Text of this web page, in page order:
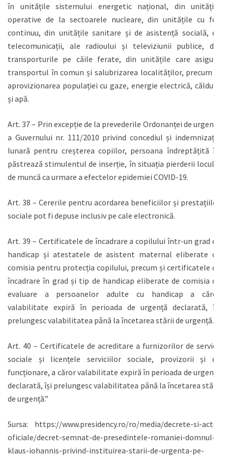
în unitățile sistemului energetic național, din unitățile
operative de la sectoarele nucleare, din unitățile cu foc
continuu, din unitățile sanitare și de asistență socială, de
telecomunicații, ale radioului și televiziunii publice, din
transporturile pe căile ferate, din unitățile care asigură
transportul în comun și salubrizarea localităților, precum și
aprovizionarea populației cu gaze, energie electrică, căldură
și apă.
Art. 37 – Prin excepție de la prevederile Ordonanței de urgență
a Guvernului nr. 111/2010 privind concediul și indemnizația
lunară pentru creșterea copiilor, persoana îndreptățită își
păstrează stimulentul de inserție, în situația pierderii locului
de muncă ca urmare a efectelor epidemiei COVID-19.
Art. 38 – Cererile pentru acordarea beneficiilor și prestațiilor
sociale pot fi depuse inclusiv pe cale electronică.
Art. 39 – Certificatele de încadrare a copilului într-un grad de
handicap și atestatele de asistent maternal eliberate de
comisia pentru protecția copilului, precum și certificatele de
încadrare în grad și tip de handicap eliberate de comisia de
evaluare a persoanelor adulte cu handicap a căror
valabilitate expiră în perioada de urgență declarată, își
prelungesc valabilitatea până la încetarea stării de urgență.
Art. 40 – Certificatele de acreditare a furnizorilor de servicii
sociale și licențele serviciilor sociale, provizorii și de
funcționare, a căror valabilitate expiră în perioada de urgență
declarată, își prelungesc valabilitatea până la încetarea stării
de urgență.”
Sursa: https://www.presidency.ro/ro/media/decrete-si-acte-
oficiale/decret-semnat-de-presedintele-romaniei-domnul-
klaus-iohannis-privind-instituirea-starii-de-urgenta-pe-